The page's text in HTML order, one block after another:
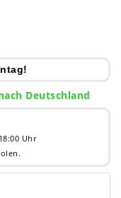
Deutschland
Uhr